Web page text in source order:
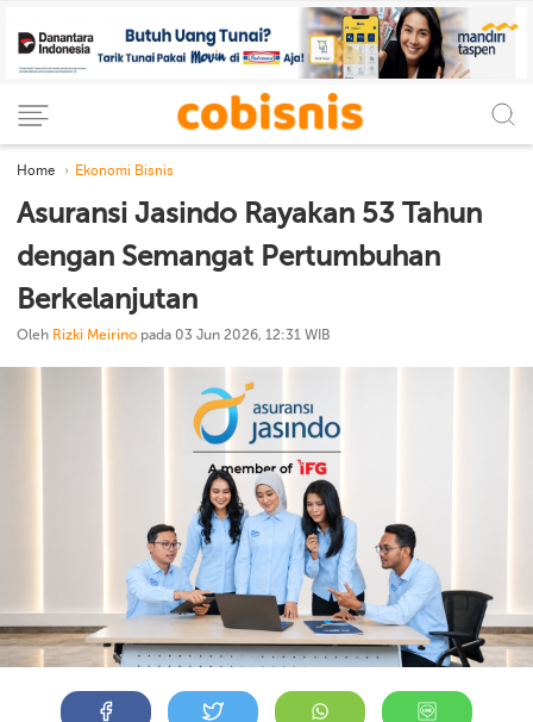
Home Ekonomi Bisnis
Asuransi Jasindo Rayakan 53 Tahun
dengan Semangat Pertumbuhan
Berkelanjutan
Oleh Rizki Meirino pada 03 Jun 2026, 12:31 WIB